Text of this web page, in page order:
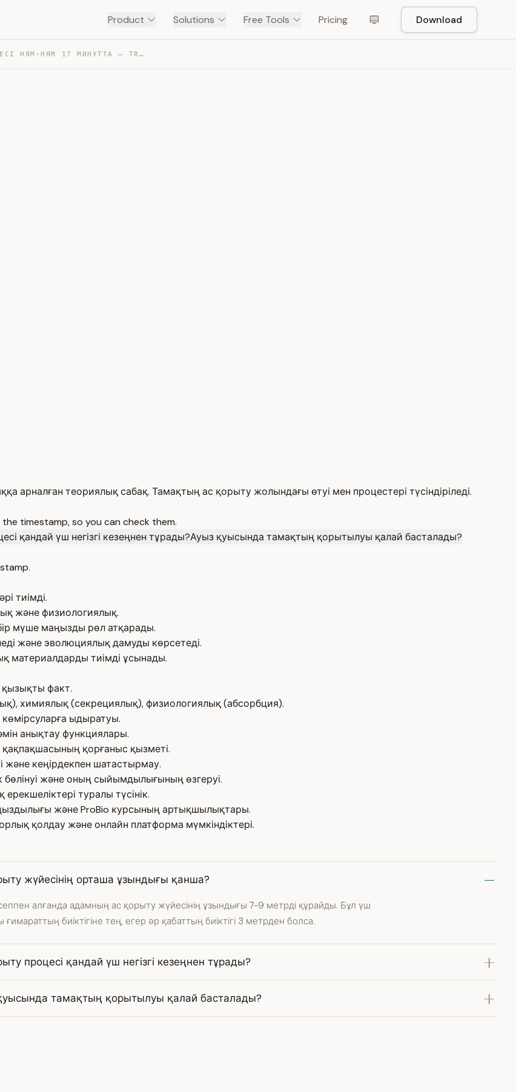
Product Solutions Free Tools Pricing Download
АС ҚОРЫТУ ЖҮЙЕСІ НЯМ-НЯМ 17 МИНУТТА — TRANSCRIPT
теориялық сабақ. Тамақтың ас қорыту жолындағы өтуі мен процестері түсіндіріледі.
timestamp, so you can check them.
қандай үш негізгі кезеңнен тұрады?Ауыз қуысында тамақтың қорытылуы қалай басталады?
тиімді.
және физиологиялық.
мүше маңызды рөл атқарады.
және эволюциялық дамуды көрсетеді.
материалдарды тиімді ұсынады.
факт.
химиялық (секрециялық), физиологиялық (абсорбция).
көмірсуларға ыдыратуы.
анықтау функциялары.
қорғаныс қызметі.
және кеңірдекпен шатастырмау.
бөлінуі және оның сыйымдылығының өзгеруі.
туралы түсінік.
және ProBio курсының артықшылықтары.
қолдау және онлайн платформа мүмкіндіктері.
жүйесінің орташа ұзындығы қанша?
алғанда адамның ас қорыту жүйесінің ұзындығы 7-9 метрді құрайды. Бұл үш
ғимараттың биіктігіне тең, егер әр қабаттың биіктігі 3 метрден болса.
процесі қандай үш негізгі кезеңнен тұрады?
тамақтың қорытылуы қалай басталады?